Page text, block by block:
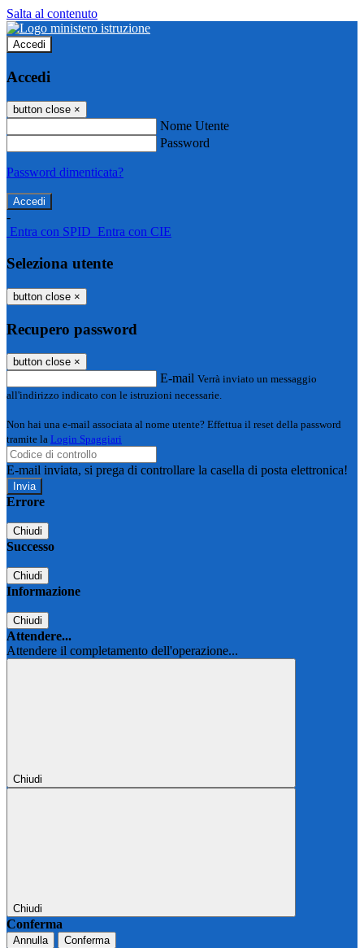
Salta al contenuto
Accedi
Accedi
button close ×
Nome Utente
Password
Password dimenticata?
-
Entra con SPID Entra con CIE
Seleziona utente
button close ×
Recupero password
button close ×
E-mail Verrà inviato un messaggio
all'indirizzo indicato con le istruzioni necessarie.
Non hai una e-mail associata al nome utente? Effettua il reset della password
tramite la Login Spaggiari
E-mail inviata, si prega di controllare la casella di posta elettronica!
Errore
Chiudi
Successo
Chiudi
Informazione
Chiudi
Attendere...
Attendere il completamento dell'operazione...
Chiudi
Chiudi
Conferma
Annulla Conferma